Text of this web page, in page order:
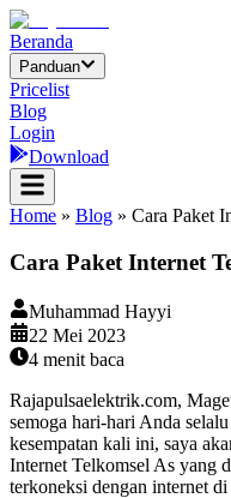
Beranda
Panduan
Pricelist
Blog
Login
Download
Home » Blog » Cara Paket
Cara Paket Internet
Muhammad Hayyi
22 Mei 2023
4 menit baca
Rajapulsaelektrik.com,
semoga hari-hari Anda
kesempatan kali ini, saya
Internet Telkomsel As yang
terkoneksi dengan internet di